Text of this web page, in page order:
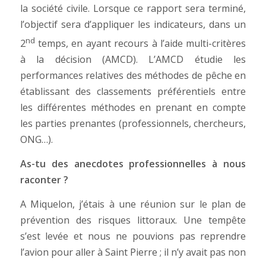
la société civile. Lorsque ce rapport sera terminé,
l’objectif sera d’appliquer les indicateurs, dans un
2nd temps, en ayant recours à l’aide multi-critères
à la décision (AMCD). L’AMCD étudie les
performances relatives des méthodes de pêche en
établissant des classements préférentiels entre
les différentes méthodes en prenant en compte
les parties prenantes (professionnels, chercheurs,
ONG…).
As-tu des anecdotes professionnelles à nous
raconter ?
A Miquelon, j’étais à une réunion sur le plan de
prévention des risques littoraux. Une tempête
s’est levée et nous ne pouvions pas reprendre
l’avion pour aller à Saint Pierre ; il n’y avait pas non